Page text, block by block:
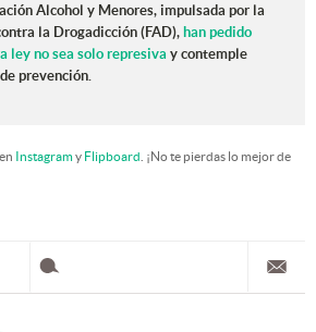
Alcohol y Menores, impulsada por la
la Drogadicción (FAD), han pedido
ley no sea solo represiva y contemple
prevención.
Instagramy Flipboard . ¡No te pierdas lo mejor de